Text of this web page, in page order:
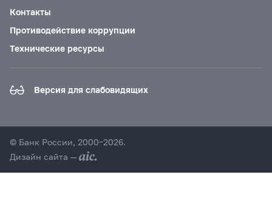
Контакты
Противодействие коррупции
Технические ресурсы
Версия для слабовидящих
© Банк России, 2000–2026.
Дизайн сайта —